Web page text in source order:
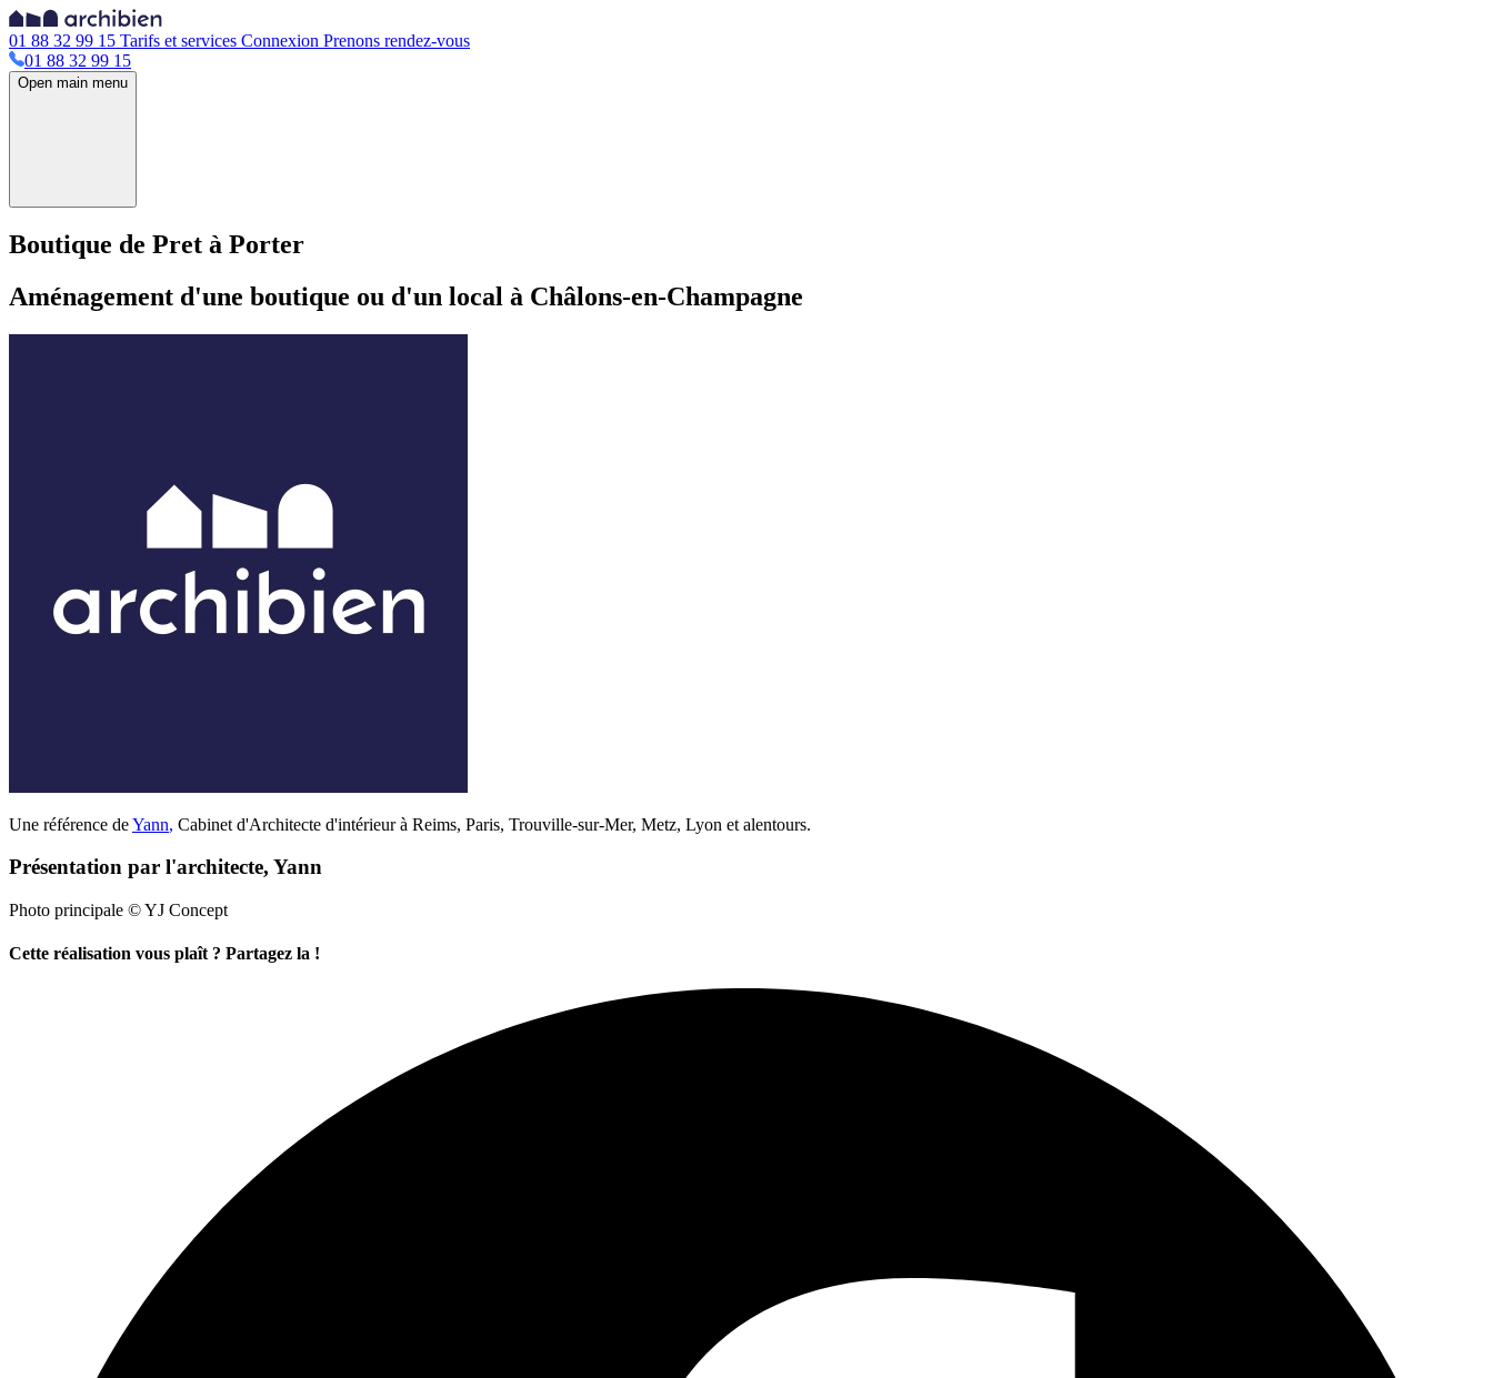
01 88 32 99 15 Tarifs et services Connexion Prenons rendez-vous
01 88 32 99 15
Open main menu
Boutique de Pret à Porter
Aménagement d'une boutique ou d'un local à Châlons-en-Champagne
Une référence deYann, Cabinet d'Architecte d'intérieur à Reims, Paris, Trouville-sur-Mer, Metz, Lyon et alentours.
Présentation par l'architecte, Yann
Photo principale © YJ Concept
Cette réalisation vous plaît ? Partagez la !